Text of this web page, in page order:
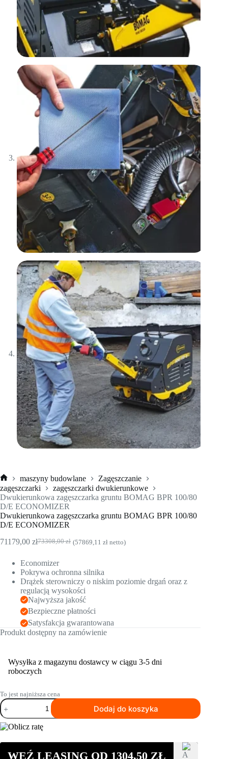
Strona
główna
maszyny budowlane
Zagęszczanie
zagęszczarki
zagęszczarki dwukierunkowe
Dwukierunkowa zagęszczarka gruntu BOMAG BPR 100/80
D/E ECONOMIZER
Dwukierunkowa zagęszczarka gruntu BOMAG BPR 100/80
D/E ECONOMIZER
73308,00zł
Pierwotna
wynosiła:
73308,00 zł.
71179,00 złAktualna
wynosi:
71179,00 zł.
(57869,11 zł netto)
Economizer
Pokrywa ochronna silnika
Drążek sterowniczy o niskim poziomie drgań oraz z
regulacją wysokości
Najwyższa jakość
Bezpieczne płatności
Satysfakcja gwarantowana
Produkt dostępny na zamówienie
Wysyłka z magazynu dostawcy w ciągu 3-5 dni
roboczych
To jest najniższa cena
ilość
Dwukierunkowa
zagęszczarka
gruntu
BPR
100/80
Dodaj do koszyka
WEŹ LEASING OD 1304,50 ZŁ